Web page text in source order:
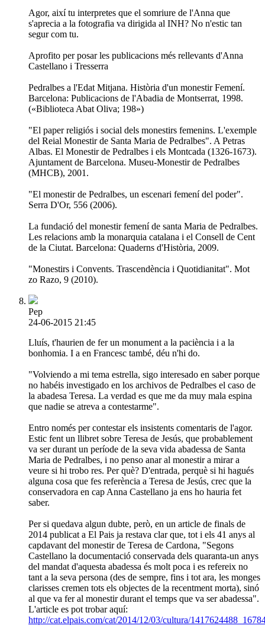
Agor, així tu interpretes que el somriure de l'Anna que
s'aprecia a la fotografia va dirigida al INH? No n'estic tan
segur com tu.
Aprofito per posar les publicacions més rellevants d'Anna
Castellano i Tresserra
Pedralbes a l'Edat Mitjana. Història d'un monestir Femení.
Barcelona: Publicacions de l'Abadia de Montserrat, 1998.
(«Biblioteca Abat Oliva; 198»)
"El paper religiós i social dels monestirs femenins. L'exemple
del Reial Monestir de Santa Maria de Pedralbes". A Petras
Albas. El Monestir de Pedralbes i els Montcada (1326-1673).
Ajuntament de Barcelona. Museu-Monestir de Pedralbes
(MHCB), 2001.
"El monestir de Pedralbes, un escenari femení del poder".
Serra D'Or, 556 (2006).
La fundació del monestir femení de santa Maria de Pedralbes.
Les relacions amb la monarquia catalana i el Consell de Cent
de la Ciutat. Barcelona: Quaderns d'Història, 2009.
"Monestirs i Convents. Trascendència i Quotidianitat". Mot
zo Razo, 9 (2010).
Pep
24-06-2015 21:45
Lluís, t'haurien de fer un monument a la paciència i a la
bonhomia. I a en Francesc també, déu n'hi do.
"Volviendo a mi tema estrella, sigo interesado en saber porque
no habéis investigado en los archivos de Pedralbes el caso de
la abadesa Teresa. La verdad es que me da muy mala espina
que nadie se atreva a contestarme".
Entro només per contestar els insistents comentaris de l'agor.
Estic fent un llibret sobre Teresa de Jesús, que probablement
va ser durant un període de la seva vida abadessa de Santa
Maria de Pedralbes, i no penso anar al monestir a mirar a
veure si hi trobo res. Per què? D'entrada, perquè si hi hagués
alguna cosa que fes referència a Teresa de Jesús, crec que la
conservadora en cap Anna Castellano ja ens ho hauria fet
saber.
Per si quedava algun dubte, però, en un article de finals de
2014 publicat a El Pais ja restava clar que, tot i els 41 anys al
capdavant del monestir de Teresa de Cardona, "Segons
Castellano la documentació conservada dels quaranta-un anys
del mandat d'aquesta abadessa és molt poca i es refereix no
tant a la seva persona (des de sempre, fins i tot ara, les monges
clarisses cremen tots els objectes de la recentment morta), sinó
al que va fer al monestir durant el temps que va ser abadessa".
L'article es pot trobar aquí:
http://cat.elpais.com/cat/2014/12/03/cultura/